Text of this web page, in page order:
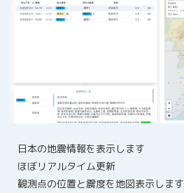
日本の地震情報を表示します
ほぼリアルタイム更新
観測点の位置と震度を地図表示します